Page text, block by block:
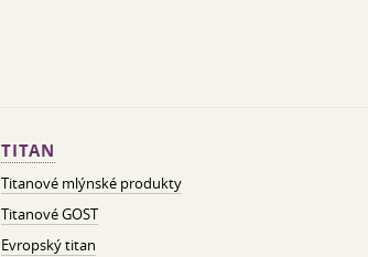
TITAN
Titanové mlýnské produkty
Titanové GOST
Evropský titan